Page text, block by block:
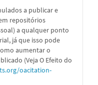
a publicar e
repositórios
a qualquer ponto
já que isso pode
aumentar o
(Veja O Efeito do
oacitation-